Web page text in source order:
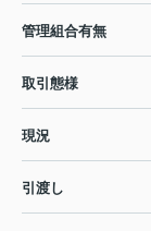
管理組合有無
取引態様
現況
引渡し